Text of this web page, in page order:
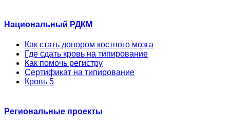
Национальный РДКМ
Как стать донором костного мозга
Где сдать кровь на типирование
Как помочь регистру
Сертификат на типирование
Кровь 5
Региональные проекты